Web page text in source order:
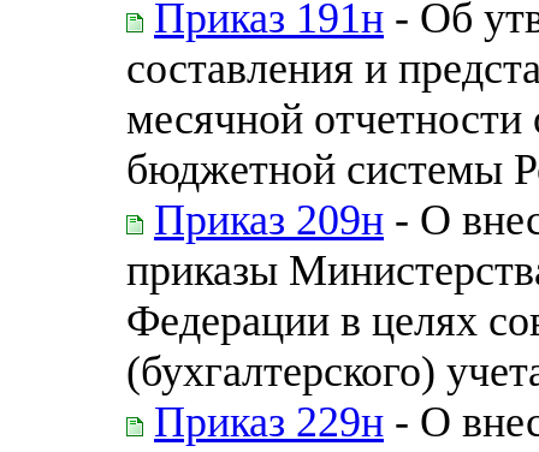
Приказ 191н - Об
составления и
месячной
бюджетной системы
Приказ 209н - О
приказы
Федерации в целях
(бухгалтерского)
Приказ 229н - О